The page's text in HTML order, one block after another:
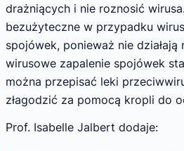
drażniących i nie roznosić
bezużyteczne w przypadku
spojówek, ponieważ nie działają
wirusowe zapalenie spojówek
można przepisać leki
złagodzić za pomocą kropli do
Prof. Isabelle Jalbert dodaje: